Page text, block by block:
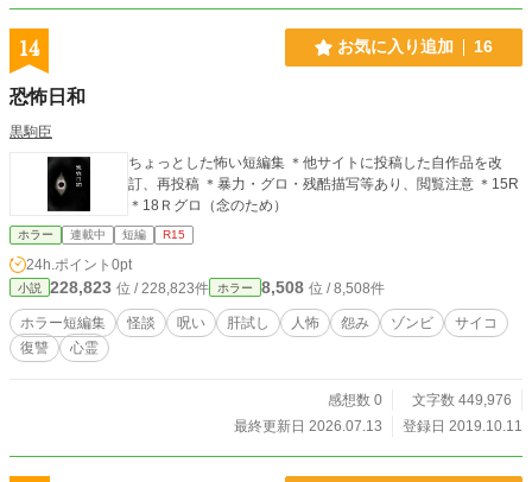
14 お気に入り追加 16
恐怖日和
黒駒臣
ちょっとした怖い短編集 ＊他サイトに投稿した自作品を改
訂、再投稿 ＊暴力・グロ・残酷描写等あり、閲覧注意 ＊15R
＊18Ｒグロ（念のため）
ホラー 連載中 短編 R15
24h.ポイント 0pt
小説 228,823 位 / 228,823件 ホラー 8,508 位 / 8,508件
ホラー短編集 怪談 呪い 肝試し 人怖 怨み ゾンビ
サイコ
復讐
心霊
感想数 0
文字数 449,976
最終更新日 2026.07.13
登録日 2019.10.11